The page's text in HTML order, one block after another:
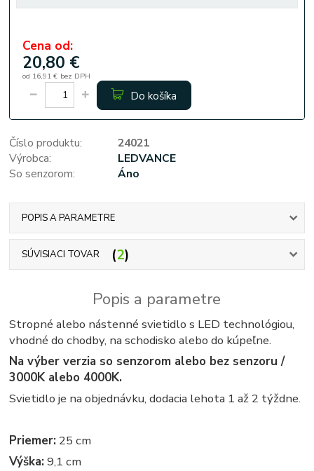
Cena od:
20,80 €
od 16,91 € bez DPH
Do košíka
Číslo produktu:
24021
Výrobca:
LEDVANCE
So senzorom:
Áno
POPIS A PARAMETRE
SÚVISIACI TOVAR 2
Popis a parametre
Stropné alebo nástenné svietidlo s LED technológiou,
vhodné do chodby, na schodisko alebo do kúpeľne.
Na výber verzia so senzorom alebo bez senzoru /
3000K alebo 4000K.
Svietidlo je na objednávku, dodacia lehota 1 až 2 týždne.
Priemer: 25 cm
Výška: 9,1 cm